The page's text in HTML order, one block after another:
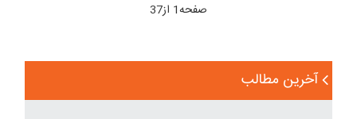
صفحه1 از37
آخرین مطالب